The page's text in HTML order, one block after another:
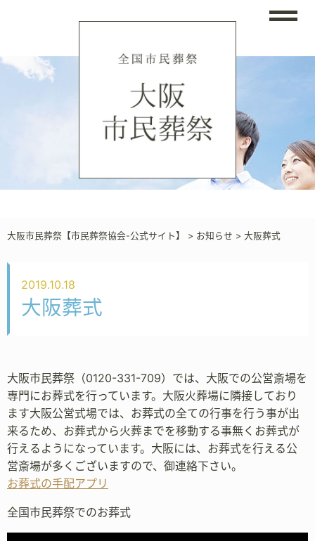
大阪市民葬祭【市民葬祭協会-公式サイト】 > お知らせ > 大阪葬式
2019.10.18
大阪葬式
大阪市民葬祭（0120-331-709）では、大阪での公営斎場を
専門にお葬式を行っています。大阪火葬場に隣接しており
ます大阪公営式場では、お葬式の全ての行事を行う事が出
来るため、お葬式から火葬までを移動する事無くお葬式が
行えるようになっています。大阪には、お葬式を行える公
営斎場が多くございますので、御連絡下さい。
お葬式の手配アプリ
全国市民葬祭でのお葬式